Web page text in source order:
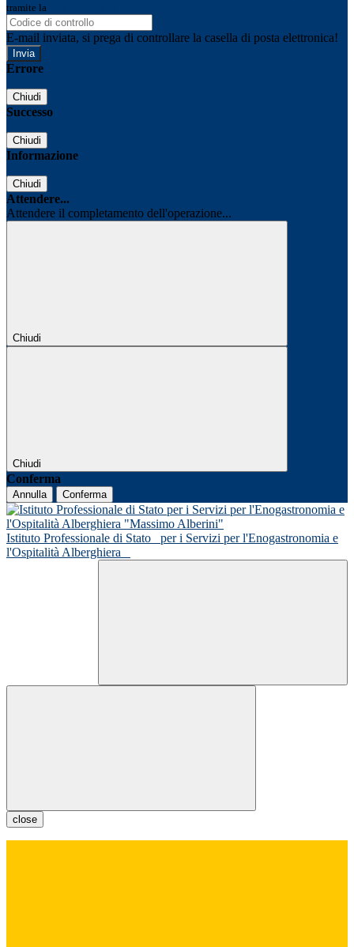
tramite la
E-mail inviata, si prega di controllare la casella di posta elettronica!
Errore
Chiudi
Successo
Chiudi
Informazione
Chiudi
Attendere...
Attendere il completamento dell'operazione...
Chiudi
Chiudi
Conferma
Annulla Conferma
Istituto Professionale di Stato
per i Servizi per l'Enogastronomia e
l'Ospitalità Alberghiera
close